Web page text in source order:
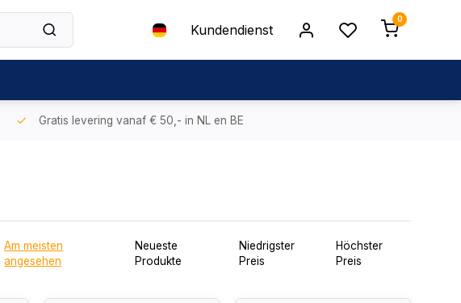
Kundendienst
0
Gratis levering vanaf € 50,- in NL en BE
Am meisten
angesehen
Neueste
Produkte
Niedrigster
Preis
Höchster
Preis